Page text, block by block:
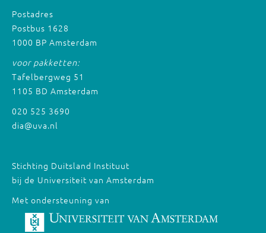
Postadres
Postbus 1628
1000 BP Amsterdam
voor pakketten:
Tafelbergweg 51
1105 BD Amsterdam
020 525 3690
dia@uva.nl
Stichting Duitsland Instituut
bij de Universiteit van Amsterdam
Met ondersteuning van